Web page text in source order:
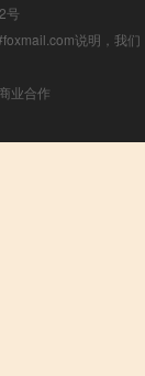
号
说明，我们
业合作